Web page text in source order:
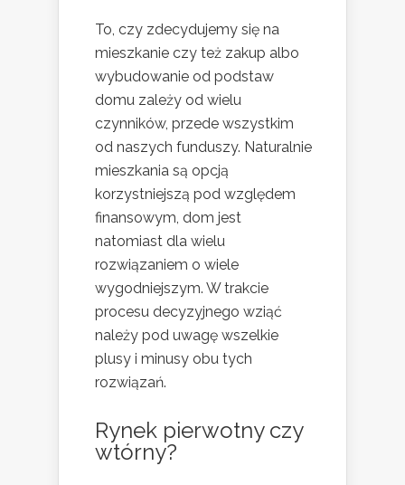
To, czy zdecydujemy się na
mieszkanie czy też zakup albo
wybudowanie od podstaw
domu zależy od wielu
czynników, przede wszystkim
od naszych funduszy. Naturalnie
mieszkania są opcją
korzystniejszą pod względem
finansowym, dom jest
natomiast dla wielu
rozwiązaniem o wiele
wygodniejszym. W trakcie
procesu decyzyjnego wziąć
należy pod uwagę wszelkie
plusy i minusy obu tych
rozwiązań.
Rynek pierwotny czy
wtórny?